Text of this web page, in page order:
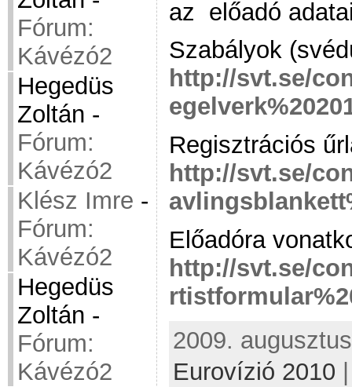
Fórum:
Kávézó2
Hegedüs
Zoltán -
Fórum:
Kávézó2
Klész Imre -
Fórum:
Kávézó2
Hegedüs
Zoltán -
Fórum:
Kávézó2
az előadó
Szabályok
http://svt.se/
Regisztrációs
http://svt.se/
Előadóra
http://svt.se/
2009.
Eurovízió 2010